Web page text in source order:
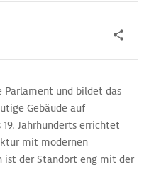
Parlament und bildet das
Gebäude auf
Jahrhunderts errichtet
mit modernen
ist der Standort eng mit der